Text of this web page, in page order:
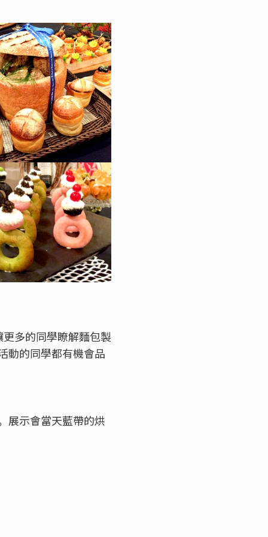
多的同學瞭解麵包製
動的同學都有機會品
展示會當天藍帶的烘